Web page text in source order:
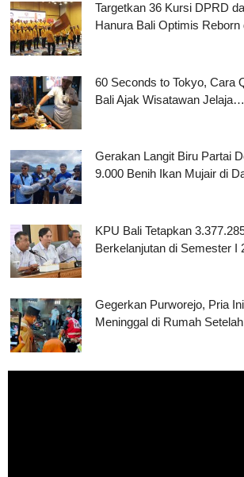
Targetkan 36 Kursi DPRD
Hanura Bali Optimis
60 Seconds to Tokyo, Cara
Bali Ajak Wisatawan Jelaja…
Gerakan Langit Biru Partai
9.000 Benih Ikan Mujair di
KPU Bali Tetapkan
Berkelanjutan di Semester I
Gegerkan Purworejo, Pria
Meninggal di Rumah